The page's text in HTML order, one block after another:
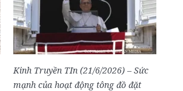
Kinh Truyền TIn (21/6/2026) – Sức
mạnh của hoạt động tông đồ đặt